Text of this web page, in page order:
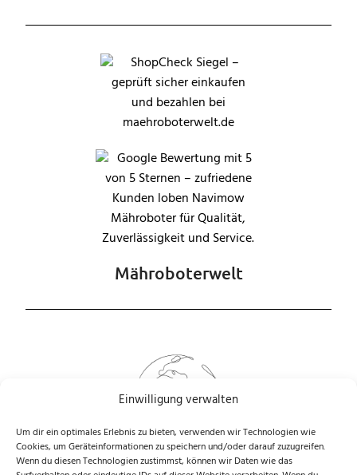
Einwilligung verwalten
Um dir ein optimales Erlebnis zu bieten, verwenden wir Technologien wie
Cookies, um Geräteinformationen zu speichern und/oder darauf zuzugreifen.
Wenn du diesen Technologien zustimmst, können wir Daten wie das
Mähroboterwelt